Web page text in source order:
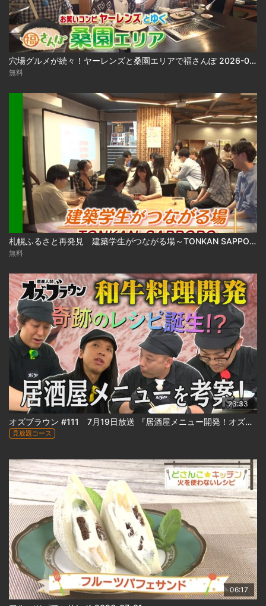
穴場グルメが続々！ヤーレンズと桑園エリアで福さんぽ 2026-08-03
無料
札幌ふるさと再発見 建築学生がつながる場～TONKAN SAPPORO～2026年8月1日放送
無料
23:33
オズブラウン #111 7月19日放送 『居酒屋メニュー開発！オズブラアルティ飯（前編）』
見放題コース
06:17